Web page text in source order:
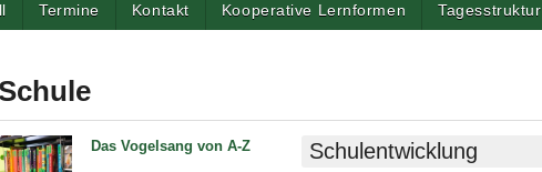
Termine Kontakt Kooperative Lernformen Tagesstruktur
Schule
Das Vogelsang von A-Z Schulentwicklung